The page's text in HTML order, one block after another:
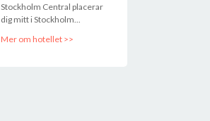
Stockholm Central placerar
dig mitt i Stockholm...
Mer om hotellet >>